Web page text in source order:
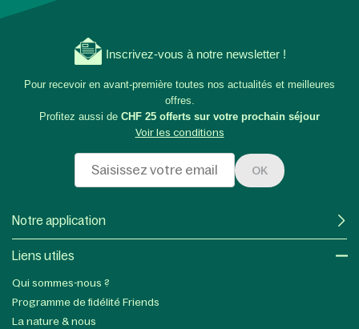
Inscrivez-vous à notre newsletter !
Pour recevoir en avant-première toutes nos actualités et meilleures
offres.
Profitez aussi de CHF 25 offerts sur votre prochain séjour
Voir les conditions
OK
Notre application
Liens utiles​
Qui sommes-nous ?
Programme de fidélité Friends
La nature & nous